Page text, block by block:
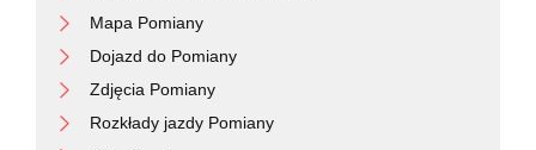
Mapa Pomiany
Dojazd do Pomiany
Zdjęcia Pomiany
Rozkłady jazdy Pomiany